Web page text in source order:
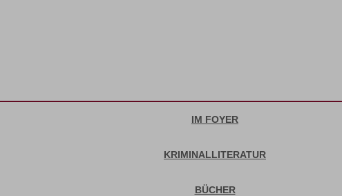
IM FOYER
KRIMINALLITERATUR
BÜCHER